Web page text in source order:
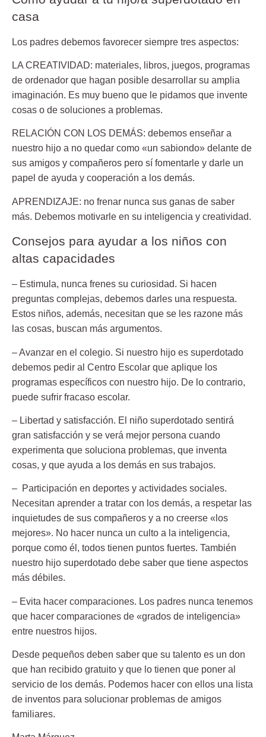
casa
Los padres debemos favorecer siempre tres aspectos:
LA CREATIVIDAD: materiales, libros, juegos, programas
de ordenador que hagan posible desarrollar su amplia
imaginación. Es muy bueno que le pidamos que invente
cosas o de soluciones a problemas.
RELACIÓN CON LOS DEMÁS: debemos enseñar a
nuestro hijo a no quedar como «un sabiondo» delante de
sus amigos y compañeros pero sí fomentarle y darle un
papel de ayuda y cooperación a los demás.
APRENDIZAJE: no frenar nunca sus ganas de saber
más. Debemos motivarle en su inteligencia y creatividad.
Consejos para ayudar a los niños con
altas capacidades
– Estimula, nunca frenes su curiosidad. Si hacen
preguntas complejas, debemos darles una respuesta.
Estos niños, además, necesitan que se les razone más
las cosas, buscan más argumentos.
– Avanzar en el colegio. Si nuestro hijo es superdotado
debemos pedir al Centro Escolar que aplique los
programas específicos con nuestro hijo. De lo contrario,
puede sufrir fracaso escolar.
– Libertad y satisfacción. El niño superdotado sentirá
gran satisfacción y se verá mejor persona cuando
experimenta que soluciona problemas, que inventa
cosas, y que ayuda a los demás en sus trabajos.
– Participación en deportes y actividades sociales.
Necesitan aprender a tratar con los demás, a respetar las
inquietudes de sus compañeros y a no creerse «los
mejores». No hacer nunca un culto a la inteligencia,
porque como él, todos tienen puntos fuertes. También
nuestro hijo superdotado debe saber que tiene aspectos
más débiles.
– Evita hacer comparaciones. Los padres nunca tenemos
que hacer comparaciones de «grados de inteligencia»
entre nuestros hijos.
Desde pequeños deben saber que su talento es un don
que han recibido gratuito y que lo tienen que poner al
servicio de los demás. Podemos hacer con ellos una lista
de inventos para solucionar problemas de amigos
familiares.